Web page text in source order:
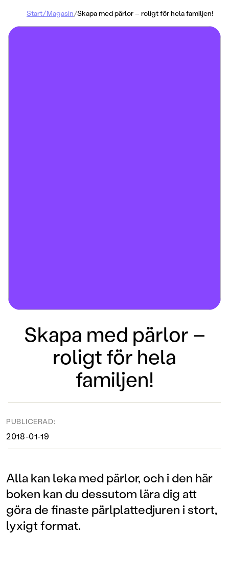
Start/Magasin/Skapa med pärlor – roligt för hela familjen!
Skapa med pärlor –
roligt för hela
familjen!
PUBLICERAD:
2018-01-19
Alla kan leka med pärlor, och i den här
boken kan du dessutom lära dig att
göra de finaste pärlplattedjuren i stort,
lyxigt format.